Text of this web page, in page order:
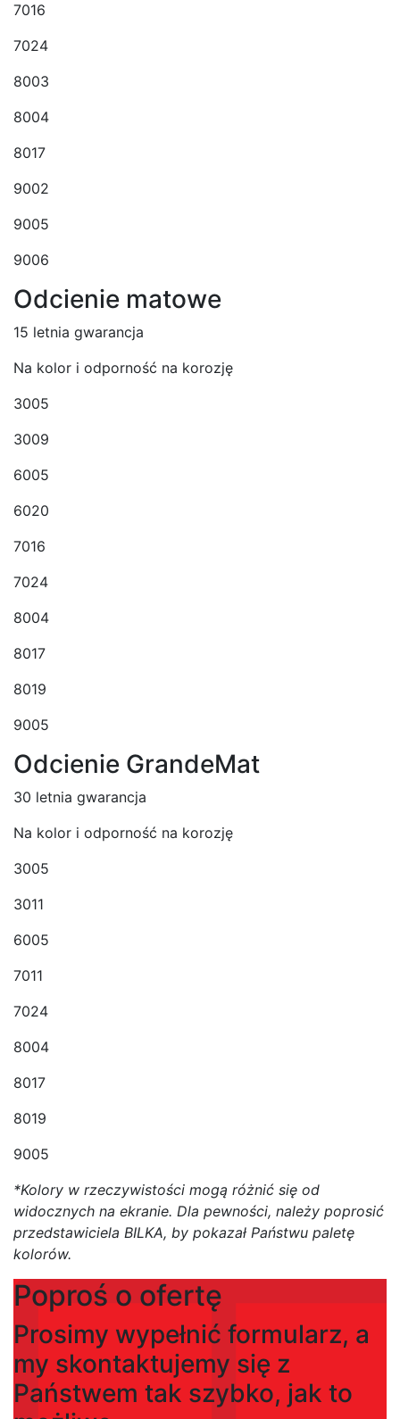
7016
7024
8003
8004
8017
9002
9005
9006
Odcienie matowe
15 letnia gwarancja
Na kolor i odporność na korozję
3005
3009
6005
6020
7016
7024
8004
8017
8019
9005
Odcienie GrandeMat
30 letnia gwarancja
Na kolor i odporność na korozję
3005
3011
6005
7011
7024
8004
8017
8019
9005
*Kolory w rzeczywistości mogą różnić się od
widocznych na ekranie. Dla pewności, należy poprosić
przedstawiciela BILKA, by pokazał Państwu paletę
kolorów.
Poproś o ofertę
Prosimy wypełnić formularz, a
my skontaktujemy się z
Państwem tak szybko, jak to